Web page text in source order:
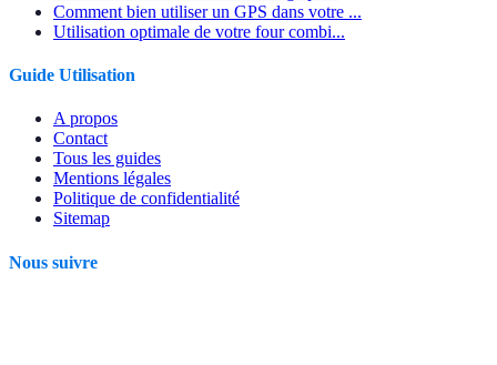
Comment bien utiliser un GPS dans votre ...
Utilisation optimale de votre four combi...
Guide Utilisation
A propos
Contact
Tous les guides
Mentions légales
Politique de confidentialité
Sitemap
Nous suivre